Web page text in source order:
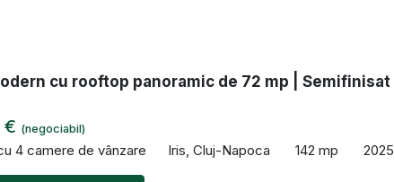
cu rooftop panoramic de 72 mp | Semifinisat |
€ (negociabil)
4 camere de vânzare Iris, Cluj-Napoca 142 mp 2025